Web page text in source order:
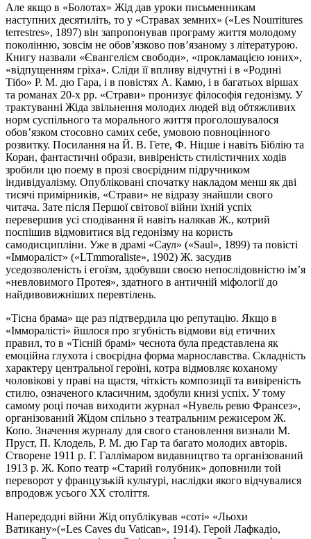
Але якщо в «Болотах» Жід дав уроки письменникам
наступних десятиліть, то у «Стравах земних» («Les Nourritures
terrestres», 1897) він запропонував програму життя молодому
поколінню, зовсім не обов’язково пов’язаному з літературою.
Книгу назвали «Євангелієм свободи», «прокламацією юних»,
«відпущенням гріха». Сліди її впливу відчутні і в «Родині
Тібо» P. M. дю Гара, і в повістях А. Камю, і в багатьох віршах
та романах 20-х pp. «Страви» пронизує філософія гедонізму. У
трактуванні Жіда звільнення молодих людей від обтяжливих
норм суспільного та морального життя проголошувалося
обов’язком стосовно самих себе, умовою повноцінного
розвитку. Посилання на Й. В. Гете, Ф. Ніцше і навіть Біблію та
Коран, фантастичні образи, вивіреність стилістичних ходів
зробили цю поему в прозі своєрідним підручником
індивідуалізму. Опубліковані спочатку накладом менш як дві
тисячі примірників, «Страви» не відразу знайшли свого
читача. Зате після Першої світової війни їхній успіх
перевершив усі сподівання й навіть налякав Ж., котрий
поспішив відмовитися від гедонізму на користь
самодисципліни. Уже в драмі «Саул» («Saul», 1899) та повісті
«Іммораліст» («LTmmoraliste», 1902) Ж. засудив
уседозволеність і егоїзм, здобувши своєю непослідовністю ім’я
«невловимого Протея», здатного в античній міфології до
найдивовижніших перевтілень.
«Тісна брама» ще раз підтвердила цю репутацію. Якщо в
«Імморалісті» йшлося про згубність відмови від етичних
правил, то в «Тісній брамі» чеснота була представлена як
емоційна глухота і своєрідна форма марнославства. Складність
характеру центральної героїні, котра відмовляє коханому
чоловікові у праві на щастя, чіткість композиції та вивіреність
стилю, означеного класичним, здобули книзі успіх. У тому
самому році почав виходити журнал «Нувель ревю Франсез»,
організований Жідом спільно з театральним режисером Ж.
Копо. Значення журналу для свого становлення визнали М.
Пруст, П. Клодель, Р. М. дю Гар та багато молодих авторів.
Створене 1911 р. Г. Галлімаром видавництво та організований
1913 р. Ж. Копо театр «Старий голубник» доповнили той
переворот у французькій культурі, наслідки якого відчувалися
впродовж усього XX століття.
Напередодні війни Жід опублікував «соті» «Льохи
Ватикану»(«Les Caves du Vatican», 1914). Герой Лафкадіо,